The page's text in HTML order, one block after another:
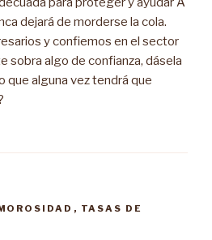
dejará de morderse la cola.
y confiemos en el sector
sobra algo de confianza, dásela
que alguna vez tendrá que
, TASAS DE